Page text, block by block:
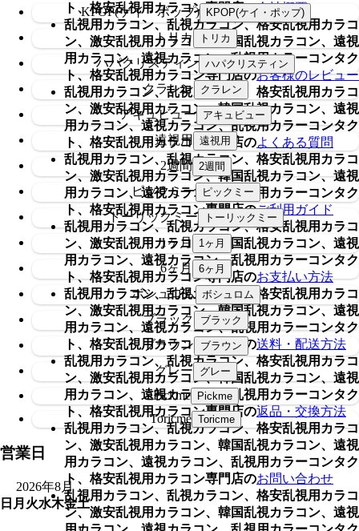
ト、格安乱視用カラコン専門店の会社概要
乱視用カラコン、乱視カラコン、格安乱視用カラコ
ン、激安乱視用カラコン、韓国乱視カラコン、遠視
用カラコン、遠視カラコン、乱視用カラーコンタク
ト、格安乱視用カラコン専門店のお客様のレビュー
乱視用カラコン、乱視カラコン、格安乱視用カラコ
ン、激安乱視用カラコン、韓国乱視カラコン、遠視
用カラコン、遠視カラコン、乱視用カラーコンタク
ト、格安乱視用カラコン専門店のよくある質問
乱視用カラコン、乱視カラコン、格安乱視用カラコ
ン、激安乱視用カラコン、韓国乱視カラコン、遠視
用カラコン、遠視カラコン、乱視用カラーコンタク
ト、格安乱視用カラコン専門店のご利用ガイド
乱視用カラコン、乱視カラコン、格安乱視用カラコ
ン、激安乱視用カラコン、韓国乱視カラコン、遠視
用カラコン、遠視カラコン、乱視用カラーコンタク
ト、格安乱視用カラコン専門店のお支払い方法
乱視用カラコン、乱視カラコン、格安乱視用カラコ
ン、激安乱視用カラコン、韓国乱視カラコン、遠視
用カラコン、遠視カラコン、乱視用カラーコンタク
ト、格安乱視用カラコン専門店の送料・配送方法
乱視用カラコン、乱視カラコン、格安乱視用カラコ
ン、激安乱視用カラコン、韓国乱視カラコン、遠視
用カラコン、遠視カラコン、乱視用カラーコンタク
ト、格安乱視用カラコン専門店の返品・交換方法
乱視用カラコン、乱視カラコン、格安乱視用カラコ
ン、激安乱視用カラコン、韓国乱視カラコン、遠視
用カラコン、遠視カラコン、乱視用カラーコンタク
ト、格安乱視用カラコン専門店のお問い合わせ
乱視用カラコン、乱視カラコン、格安乱視用カラコ
ン、激安乱視用カラコン、韓国乱視カラコン、遠視
KPOP(ケイ・ポップ)
トリカ
ハパクリスティン
クラレン
アキュビュー
遠視用
2週間
ピックミー
トーリックミー
1ヶ月
6ヶ月
ボシュロム
ブラック
ブラウン
グレー
Pickme
Toricme
営業日
2026年8月
日 月 火水木金土